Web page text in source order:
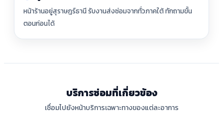
หน้าร้านอยู่สุราษฎร์ธานี รับงานส่งซ่อมจากทั่วภาคใต้ ทักถามขั้น
ตอนก่อนได้
บริการซ่อมที่เกี่ยวข้อง
เชื่อมไปยังหน้าบริการเฉพาะทางของแต่ละอาการ